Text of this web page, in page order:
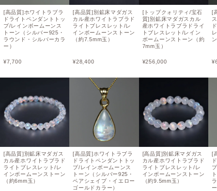
[高品質]ホワイトラブラ
ドライトペンダントトッ
プ/レインボームーンス
トーン（シルバー925・
ラウンド・シルバーカラ
ー）
¥7,700
[高品質]別鉱床マダガス
カル産ホワイトラブラド
ライトブレスレット/レ
インボームーンストーン
（約6mm玉）
[高品質]別鉱床マダガス
カル産ホワイトラブラド
ライトブレスレット/レ
インボームーンストーン
（約7.5mm玉）
¥28,400
[高品質]ホワイトラブラ
ドライトペンダントトッ
プ/レインボームーンス
トーン（シルバー925・
ペアシェイプ・イエロー
ゴールドカラー）
[トップクォリティ/宝石
質]別鉱床マダガスカル
産ホワイトラブラドライ
トブレスレット/レイン
ボームーンストーン（約
7mm玉）
¥256,000
[高品質]別鉱床マダガス
カル産ホワイトラブラド
ライトブレスレット/レ
インボームーンストーン
（約9.5mm玉）
[
¥
[